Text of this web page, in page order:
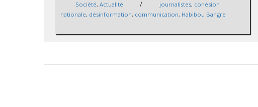
Société,Actualité / journalistes, cohésion
nationale, désinformation, communication, Habibou Bangre